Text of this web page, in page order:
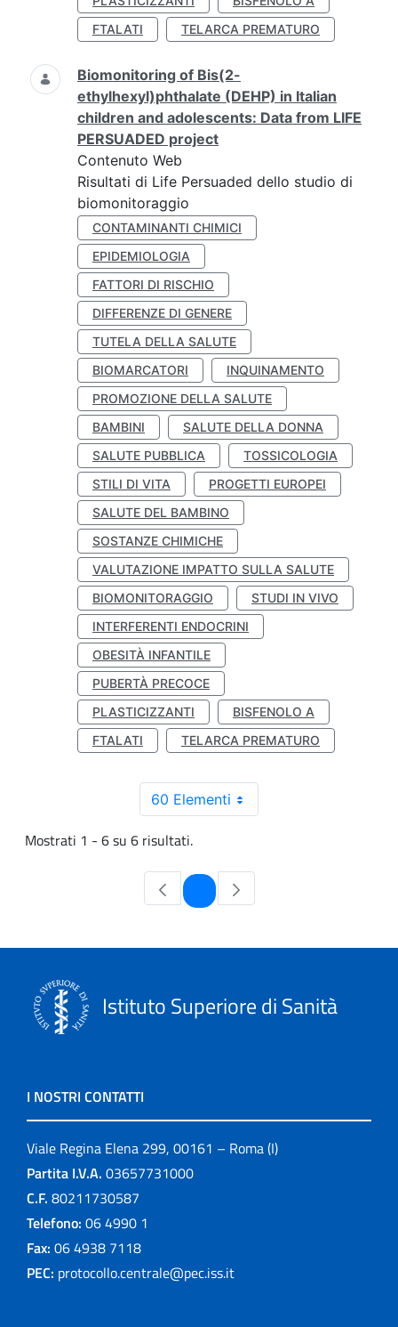
FTALATI
TELARCA PREMATURO
Biomonitoring of Bis(2-
ethylhexyl)phthalate (DEHP) in Italian
children and adolescents: Data from LIFE
PERSUADED project
Contenuto Web
Risultati di Life Persuaded dello studio di
biomonitoraggio
CONTAMINANTI CHIMICI
EPIDEMIOLOGIA
FATTORI DI RISCHIO
DIFFERENZE DI GENERE
TUTELA DELLA SALUTE
BIOMARCATORI
INQUINAMENTO
PROMOZIONE DELLA SALUTE
BAMBINI
SALUTE DELLA DONNA
SALUTE PUBBLICA
TOSSICOLOGIA
STILI DI VITA
PROGETTI EUROPEI
SALUTE DEL BAMBINO
SOSTANZE CHIMICHE
VALUTAZIONE IMPATTO SULLA SALUTE
BIOMONITORAGGIO
STUDI IN VIVO
INTERFERENTI ENDOCRINI
OBESITÀ INFANTILE
PUBERTÀ PRECOCE
PLASTICIZZANTI
BISFENOLO A
FTALATI
TELARCA PREMATURO
60 Elementi
Mostrati 1 - 6 su 6 risultati.
Pagina
Istituto Superiore di Sanità
I NOSTRI CONTATTI
Viale Regina Elena 299, 00161 – Roma (I)
Partita I.V.A. 03657731000
C.F. 80211730587
Telefono: 06 4990 1
Fax: 06 4938 7118
PEC: protocollo.centrale@pec.iss.it